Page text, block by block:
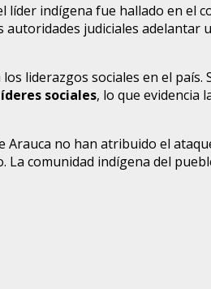
indígena fue hallado en el
judiciales
liderazgos sociales en el
sociales, lo que evidencia
no han atribuido el
La comunidad indígena del